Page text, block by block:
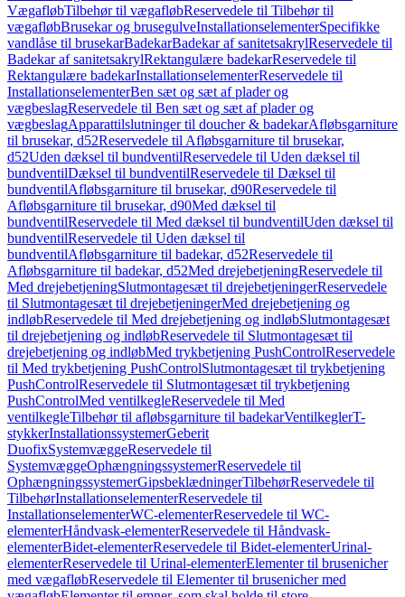
VægafløbTilbehør til vægafløbReservedele til Tilbehør til
vægafløbBrusekar og brusegulveInstallationselementerSpecifikke
vandlåse til brusekarBadekarBadekar af sanitetsakrylReservedele til
Badekar af sanitetsakrylRektangulære badekarReservedele til
Rektangulære badekarInstallationselementerReservedele til
InstallationselementerBen sæt og sæt af plader og
vægbeslagReservedele til Ben sæt og sæt af plader og
vægbeslagApparattilslutninger til doucher & badekarAfløbsgarniture
til brusekar, d52Reservedele til Afløbsgarniture til brusekar,
d52Uden dæksel til bundventilReservedele til Uden dæksel til
bundventilDæksel til bundventilReservedele til Dæksel til
bundventilAfløbsgarniture til brusekar, d90Reservedele til
Afløbsgarniture til brusekar, d90Med dæksel til
bundventilReservedele til Med dæksel til bundventilUden dæksel til
bundventilReservedele til Uden dæksel til
bundventilAfløbsgarniture til badekar, d52Reservedele til
Afløbsgarniture til badekar, d52Med drejebetjeningReservedele til
Med drejebetjeningSlutmontagesæt til drejebetjeningerReservedele
til Slutmontagesæt til drejebetjeningerMed drejebetjening og
indløbReservedele til Med drejebetjening og indløbSlutmontagesæt
til drejebetjening og indløbReservedele til Slutmontagesæt til
drejebetjening og indløbMed trykbetjening PushControlReservedele
til Med trykbetjening PushControlSlutmontagesæt til trykbetjening
PushControlReservedele til Slutmontagesæt til trykbetjening
PushControlMed ventilkegleReservedele til Med
ventilkegleTilbehør til afløbsgarniture til badekarVentilkeglerT-
stykkerInstallationssystemerGeberit
DuofixSystemvæggeReservedele til
SystemvæggeOphængningssystemerReservedele til
OphængningssystemerGipsbeklædningerTilbehørReservedele til
TilbehørInstallationselementerReservedele til
InstallationselementerWC-elementerReservedele til WC-
elementerHåndvask-elementerReservedele til Håndvask-
elementerBidet-elementerReservedele til Bidet-elementerUrinal-
elementerReservedele til Urinal-elementerElementer til brusenicher
med vægafløbReservedele til Elementer til brusenicher med